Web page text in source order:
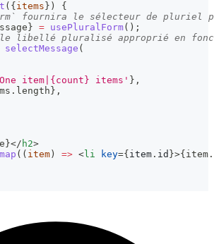
( { items } )
{
fournira le sélecteur de pluriel
} = usePluralForm( ) ;
libellé pluralisé approprié en
selectMessage (
item|{count} items' } ,
. length } ,
}</ h2>
map ( ( item ) => <li key={ item . id }>{ item .